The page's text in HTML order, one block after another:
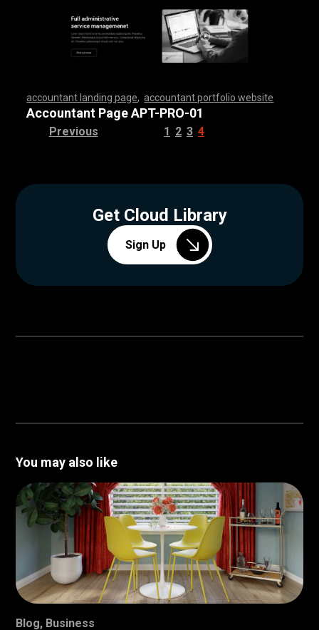
accountant landing page ,accountant portfolio website
,,,,,,,,,,,,,,,,,,,,,,,,,,, ,,,,,,,,,,,,,,,,,,,,,,,,,,,,,,,
,,,,,,,,,,,,,,,,,,,,,,,,,,, ,,,,,,,,,,,,,,,,,,,,,,,,,,,,,,,
,,,,,,,,,,,,,,,,,,,,,,,,,,, ,,,,,,,,,,,,,,,,,,,,,,,,,,,,,,,
,,,,,,,,,,,,,,,,,,,,,,,,,,, ,,,,,,,,,,,,,,,,,,,,,,,,,,,,,,,
,,,,,,,,,,,,,,,,,,,,,,,,,,, ,,,,,,,,,,,,,,,,,,,,,,,,,,,,,,,
,,,,,,,,,,,,,,,,,,,,,,,,,,, ,,,,,,,,,,,,,,,,,,,,,,,,,,,,,,,
,,,,,,,,,,,,,,,,,,,,,,,,,,, ,,,,,,,,,,,,,,,,,,,,,,,,,,,,,,,
,,,,,,,,,,,,,,,,,,,,,,,,,,, ,,,,,,,,,,,,,,,,,,,,,,,,,,,,
Accountant Page APT-PRO-01
Previous 1 2 3 4
Get Cloud Library
Sign Up
You may also like
Blog, Business